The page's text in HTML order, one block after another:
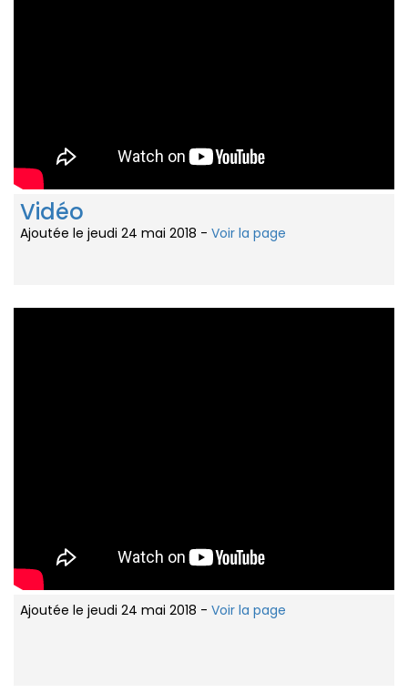
Vidéo
Ajoutée le jeudi 24 mai 2018 - Voir la page
Ajoutée le jeudi 24 mai 2018 - Voir la page